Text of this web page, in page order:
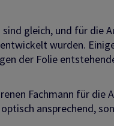
gleich, und für die
wurden.
der Folie
Fachmann für die
ansprechend,